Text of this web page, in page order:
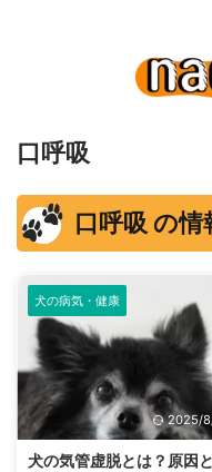
口呼吸
口呼吸 の
犬の病気・健康
2025/
犬の気管虚脱とは？原因と